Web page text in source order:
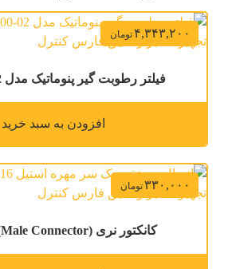
فیلتر رطوبت گیر پنوماتیک مدل AF2000-02
۴,۳۴۳,۲۰۰تومان
افزودن به سبد خرید
کانکتور نری (Male Connector) سایز 3/8
۳۳۰,۰۰۰تومان